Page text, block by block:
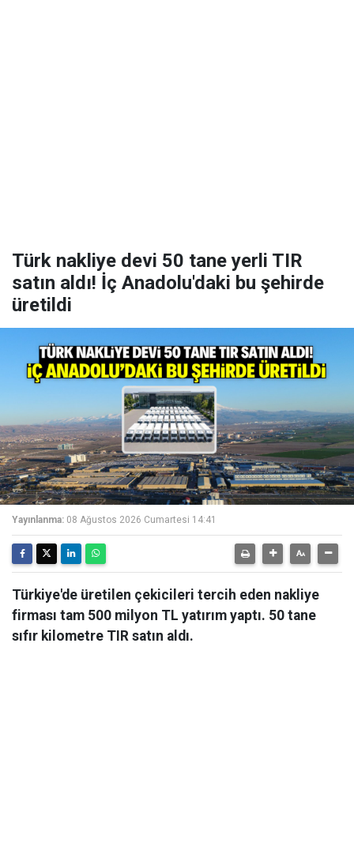
Türk nakliye devi 50 tane yerli TIR
satın aldı! İç Anadolu'daki bu şehirde
üretildi
Yayınlanma: 08 Ağustos 2026 Cumartesi 14:41
Türkiye'de üretilen çekicileri tercih eden nakliye
firması tam 500 milyon TL yatırım yaptı. 50 tane
sıfır kilometre TIR satın aldı.